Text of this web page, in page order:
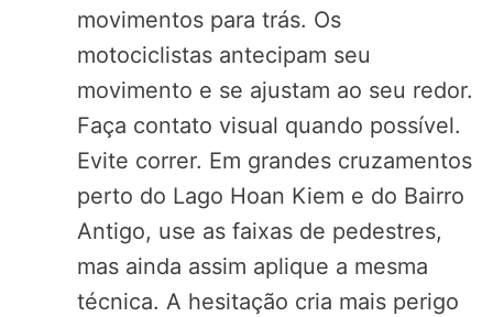
movimentos para trás. Os
motociclistas antecipam seu
movimento e se ajustam ao seu redor.
Faça contato visual quando possível.
Evite correr. Em grandes cruzamentos
perto do Lago Hoan Kiem e do Bairro
Antigo, use as faixas de pedestres,
mas ainda assim aplique a mesma
técnica. A hesitação cria mais perigo